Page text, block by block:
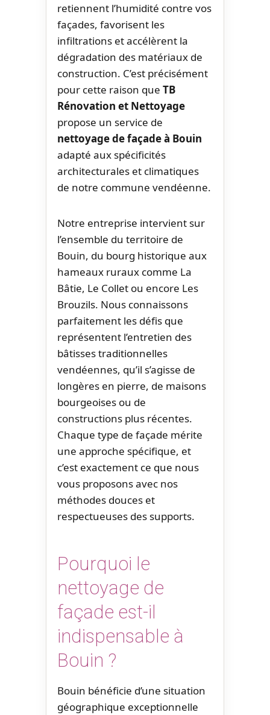
retiennent l’humidité contre vos
façades, favorisent les
infiltrations et accélèrent la
dégradation des matériaux de
construction. C’est précisément
pour cette raison que TB
Rénovation et Nettoyage
propose un service de
nettoyage de façade à Bouin
adapté aux spécificités
architecturales et climatiques
de notre commune vendéenne.
Notre entreprise intervient sur
l’ensemble du territoire de
Bouin, du bourg historique aux
hameaux ruraux comme La
Bâtie, Le Collet ou encore Les
Brouzils. Nous connaissons
parfaitement les défis que
représentent l’entretien des
bâtisses traditionnelles
vendéennes, qu’il s’agisse de
longères en pierre, de maisons
bourgeoises ou de
constructions plus récentes.
Chaque type de façade mérite
une approche spécifique, et
c’est exactement ce que nous
vous proposons avec nos
méthodes douces et
respectueuses des supports.
Pourquoi le
nettoyage de
façade est-il
indispensable à
Bouin ?
Bouin bénéficie d’une situation
géographique exceptionnelle